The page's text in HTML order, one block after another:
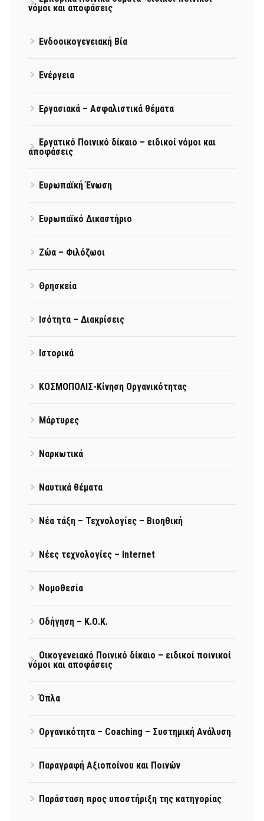
νόμοι και αποφάσεις
Ενδοοικογενειακή Βία
Ενέργεια
Εργασιακά – Ασφαλιστικά θέματα
Εργατικό Ποινικό δίκαιο – ειδικοί νόμοι και
αποφάσεις
Ευρωπαϊκή Ένωση
Ευρωπαϊκό Δικαστήριο
Ζώα – Φιλόζωοι
Θρησκεία
Ισότητα – Διακρίσεις
Ιστορικά
ΚΟΣΜΟΠΟΛΙΣ-Κίνηση Οργανικότητας
Μάρτυρες
Ναρκωτικά
Ναυτικά θέματα
Νέα τάξη – Τεχνολογίες – Βιοηθική
Νέες τεχνολογίες – Internet
Νομοθεσία
Οδήγηση – Κ.Ο.Κ.
Οικογενειακό Ποινικό δίκαιο – ειδικοί ποινικοί
νόμοι και αποφάσεις
Όπλα
Οργανικότητα – Coaching – Συστημική Ανάλυση
Παραγραφή Αξιοποίνου και Ποινών
Παράσταση προς υποστήριξη της κατηγορίας